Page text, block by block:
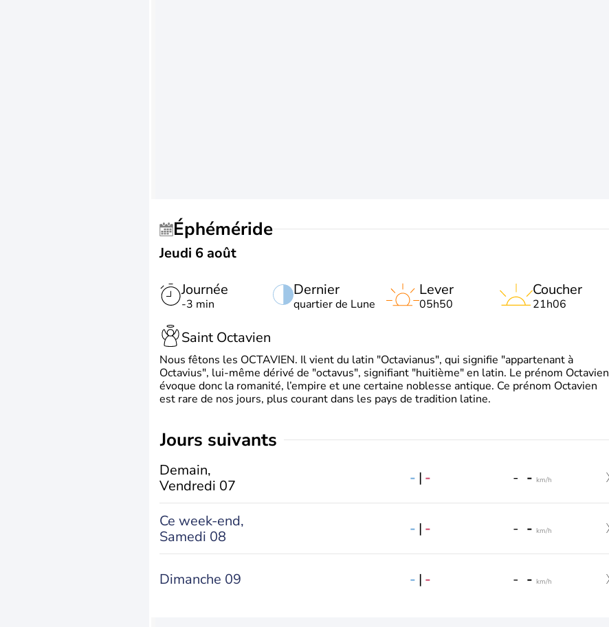
Éphéméride
Jeudi 6 août
Journée
-3 min
Dernier
quartier de Lune
Lever
05h50
Coucher
21h06
Saint Octavien
Nous fêtons les OCTAVIEN. Il vient du latin "Octavianus", qui signifie "appartenant à
Octavius", lui-même dérivé de "octavus", signifiant "huitième" en latin. Le prénom Octavien
évoque donc la romanité, l’empire et une certaine noblesse antique. Ce prénom Octavien
est rare de nos jours, plus courant dans les pays de tradition latine.
jours suivants
Demain,
Vendredi 07
- | - - - km/h
Ce week-end,
Samedi 08
- | - - - km/h
Dimanche 09 - | - - - km/h